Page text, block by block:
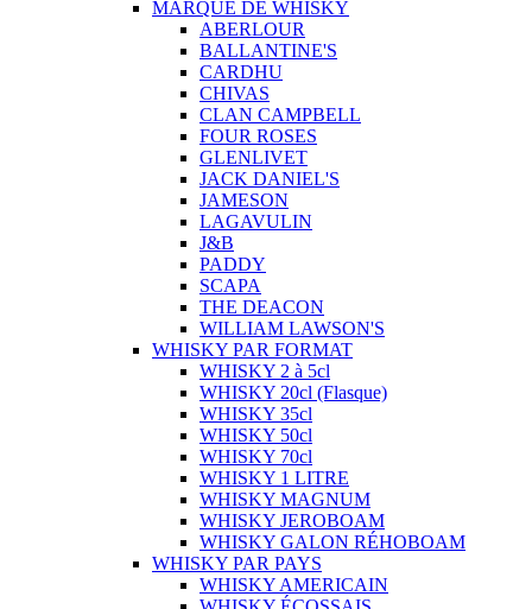
MARQUE DE WHISKY
ABERLOUR
BALLANTINE'S
CARDHU
CHIVAS
CLAN CAMPBELL
FOUR ROSES
GLENLIVET
JACK DANIEL'S
JAMESON
LAGAVULIN
J&B
PADDY
SCAPA
THE DEACON
WILLIAM LAWSON'S
WHISKY PAR FORMAT
WHISKY 2 à 5cl
WHISKY 20cl (Flasque)
WHISKY 35cl
WHISKY 50cl
WHISKY 70cl
WHISKY 1 LITRE
WHISKY MAGNUM
WHISKY JEROBOAM
WHISKY GALON RÉHOBOAM
WHISKY PAR PAYS
WHISKY AMERICAIN